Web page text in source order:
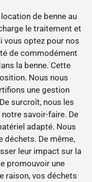
de benne au
le traitement et
vous optez pour nos
de commodément
la benne. Cette
Nous nous
une gestion
surcroît, nous les
savoir-faire. De
adapté. Nous
déchets. De même,
leur impact sur la
promouvoir une
raison, vos déchets